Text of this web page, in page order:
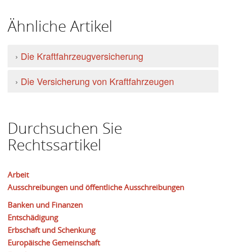
Ähnliche Artikel
› Die Kraftfahrzeugversicherung
› Die Versicherung von Kraftfahrzeugen
Durchsuchen Sie
Rechtssartikel
Arbeit
Ausschreibungen und öffentliche Ausschreibungen
Banken und Finanzen
Entschädigung
Erbschaft und Schenkung
Europäische Gemeinschaft